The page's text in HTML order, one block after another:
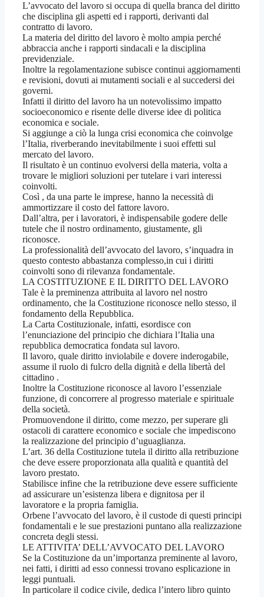
L’avvocato del lavoro si occupa di quella branca del diritto
che disciplina gli aspetti ed i rapporti, derivanti dal
contratto di lavoro.
La materia del diritto del lavoro è molto ampia perché
abbraccia anche i rapporti sindacali e la disciplina
previdenziale.
Inoltre la regolamentazione subisce continui aggiornamenti
e revisioni, dovuti ai mutamenti sociali e al succedersi dei
governi.
Infatti il diritto del lavoro ha un notevolissimo impatto
socioeconomico e risente delle diverse idee di politica
economica e sociale.
Si aggiunge a ciò la lunga crisi economica che coinvolge
l’Italia, riverberando inevitabilmente i suoi effetti sul
mercato del lavoro.
Il risultato è un continuo evolversi della materia, volta a
trovare le migliori soluzioni per tutelare i vari interessi
coinvolti.
Così , da una parte le imprese, hanno la necessità di
ammortizzare il costo del fattore lavoro.
Dall’altra, per i lavoratori, è indispensabile godere delle
tutele che il nostro ordinamento, giustamente, gli
riconosce.
La professionalità dell’avvocato del lavoro, s’inquadra in
questo contesto abbastanza complesso,in cui i diritti
coinvolti sono di rilevanza fondamentale.
LA COSTITUZIONE E IL DIRITTO DEL LAVORO
Tale è la preminenza attribuita al lavoro nel nostro
ordinamento, che la Costituzione riconosce nello stesso, il
fondamento della Repubblica.
La Carta Costituzionale, infatti, esordisce con
l’enunciazione del principio che dichiara l’Italia una
repubblica democratica fondata sul lavoro.
Il lavoro, quale diritto inviolabile e dovere inderogabile,
assume il ruolo di fulcro della dignità e della libertà del
cittadino .
Inoltre la Costituzione riconosce al lavoro l’essenziale
funzione, di concorrere al progresso materiale e spirituale
della società.
Promuovendone il diritto, come mezzo, per superare gli
ostacoli di carattere economico e sociale che impediscono
la realizzazione del principio d’uguaglianza.
L’art. 36 della Costituzione tutela il diritto alla retribuzione
che deve essere proporzionata alla qualità e quantità del
lavoro prestato.
Stabilisce infine che la retribuzione deve essere sufficiente
ad assicurare un’esistenza libera e dignitosa per il
lavoratore e la propria famiglia.
Orbene l’avvocato del lavoro, è il custode di questi principi
fondamentali e le sue prestazioni puntano alla realizzazione
concreta degli stessi.
LE ATTIVITA’ DELL’AVVOCATO DEL LAVORO
Se la Costituzione da un’importanza preminente al lavoro,
nei fatti, i diritti ad esso connessi trovano esplicazione in
leggi puntuali.
In particolare il codice civile, dedica l’intero libro quinto